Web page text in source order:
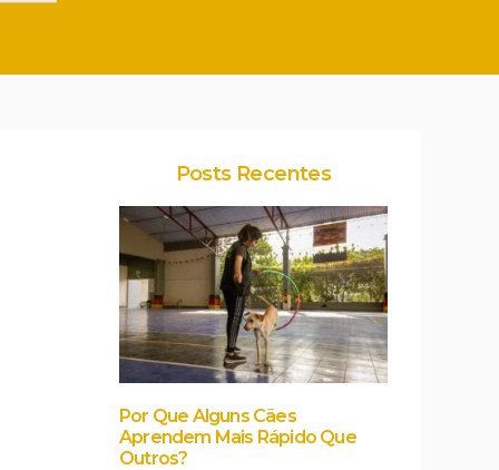
Posts Recentes
Por Que Alguns Cães
Aprendem Mais Rápido Que
Outros?